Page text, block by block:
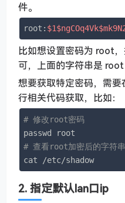
件。
root: $1$ngCOq4Vk
比如想设置密码为 root
可，上面的字符串是 root
想要获取特定密码，需
行相关代码获取，比如：
# 修改root密码
# 查看root加密后的字符串
cat /etc/shadow
2. 指定默认lan口ip